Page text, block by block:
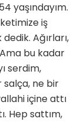
yaşındayım.
iş
Ağırları,
bu kadar
serdim,
salça, ne bir
içine attı
Hep sattım,